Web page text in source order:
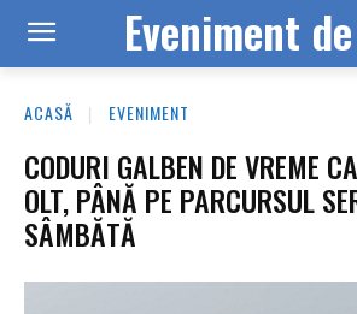
Eveniment
ACASĂ EVENIMENT
CODURI GALBEN DE VREME
OLT, PÂNĂ PE PARCURSUL
SÂMBĂTĂ